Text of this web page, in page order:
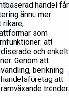
handel får
ännu mer
rikare,
som
att
och enkelt
Genom att
berikning
att
trender.